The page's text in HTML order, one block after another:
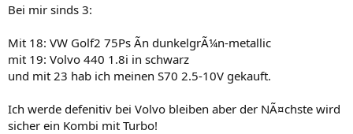
Bei mir sinds 3:
Mit 18: VW Golf2 75Ps Ã­n dunkelgrÃ¼n-metallic
mit 19: Volvo 440 1.8i in schwarz
und mit 23 hab ich meinen S70 2.5-10V gekauft.
Ich werde defenitiv bei Volvo bleiben aber der NÃ¤chste wird
sicher ein Kombi mit Turbo!